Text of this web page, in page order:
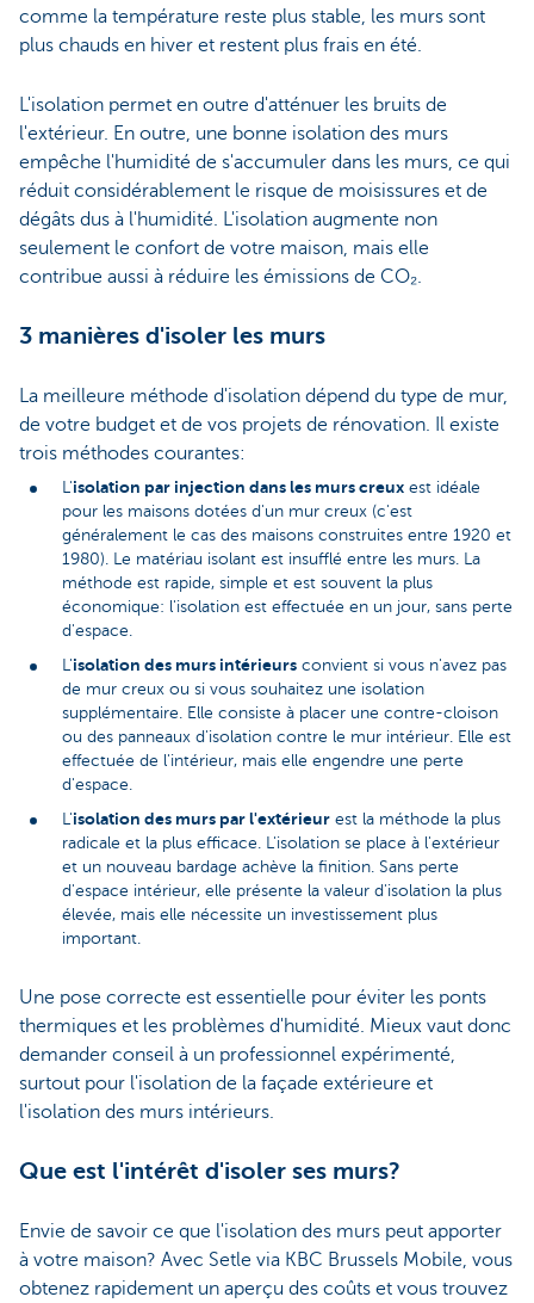
comme la température reste plus stable, les murs sont
plus chauds en hiver et restent plus frais en été.
L'isolation permet en outre d'atténuer les bruits de
l'extérieur. En outre, une bonne isolation des murs
empêche l'humidité de s'accumuler dans les murs, ce qui
réduit considérablement le risque de moisissures et de
dégâts dus à l'humidité. L'isolation augmente non
seulement le confort de votre maison, mais elle
contribue aussi à réduire les émissions de CO₂.
3 manières d'isoler les murs
La meilleure méthode d'isolation dépend du type de mur,
de votre budget et de vos projets de rénovation. Il existe
trois méthodes courantes:
L'isolation par injection dans les murs creux est idéale
pour les maisons dotées d'un mur creux (c'est
généralement le cas des maisons construites entre 1920 et
1980). Le matériau isolant est insufflé entre les murs. La
méthode est rapide, simple et est souvent la plus
économique: l'isolation est effectuée en un jour, sans perte
d'espace.
L'isolation des murs intérieurs convient si vous n'avez pas
de mur creux ou si vous souhaitez une isolation
supplémentaire. Elle consiste à placer une contre-cloison
ou des panneaux d'isolation contre le mur intérieur. Elle est
effectuée de l'intérieur, mais elle engendre une perte
d'espace.
L'isolation des murs par l'extérieur est la méthode la plus
radicale et la plus efficace. L'isolation se place à l'extérieur
et un nouveau bardage achève la finition. Sans perte
d'espace intérieur, elle présente la valeur d'isolation la plus
élevée, mais elle nécessite un investissement plus
important.
Une pose correcte est essentielle pour éviter les ponts
thermiques et les problèmes d'humidité. Mieux vaut donc
demander conseil à un professionnel expérimenté,
surtout pour l'isolation de la façade extérieure et
l'isolation des murs intérieurs.
Que est l'intérêt d'isoler ses murs?
Envie de savoir ce que l'isolation des murs peut apporter
à votre maison? Avec Setle via KBC Brussels Mobile, vous
obtenez rapidement un aperçu des coûts et vous trouvez